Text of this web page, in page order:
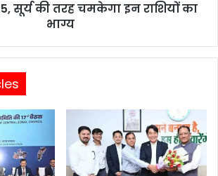
सूर्य की तरह चमकेगा इन राशियों का
भाग्य